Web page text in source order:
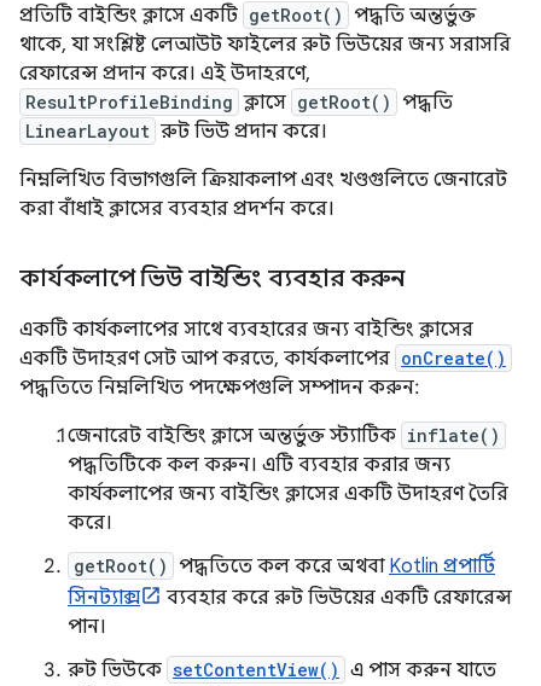
প্রতিটি বাইন্ডিং ক্লাসে একটি getRoot() পদ্ধতি অন্তর্ভুক্ত
থাকে, যা সংশ্লিষ্ট লেআউট ফাইলের রুট ভিউয়ের জন্য সরাসরি
রেফারেন্স প্রদান করে। এই উদাহরণে,
ResultProfileBinding ক্লাসে getRoot() পদ্ধতি
LinearLayout রুট ভিউ প্রদান করে।
নিম্নলিখিত বিভাগগুলি ক্রিয়াকলাপ এবং খণ্ডগুলিতে জেনারেট
করা বাঁধাই ক্লাসের ব্যবহার প্রদর্শন করে।
কার্যকলাপে ভিউ বাইন্ডিং ব্যবহার করুন
একটি কার্যকলাপের সাথে ব্যবহারের জন্য বাইন্ডিং ক্লাসের
একটি উদাহরণ সেট আপ করতে, কার্যকলাপের onCreate()
পদ্ধতিতে নিম্নলিখিত পদক্ষেপগুলি সম্পাদন করুন:
জেনারেট বাইন্ডিং ক্লাসে অন্তর্ভুক্ত স্ট্যাটিক inflate()
পদ্ধতিটিকে কল করুন। এটি ব্যবহার করার জন্য
কার্যকলাপের জন্য বাইন্ডিং ক্লাসের একটি উদাহরণ তৈরি
করে।
getRoot() পদ্ধতিতে কল করে অথবা Kotlin প্রপার্টি
সিনট্যাক্স
ব্যবহার করে রুট ভিউয়ের একটি রেফারেন্স
পান।
রুট ভিউকে setContentView() এ পাস করুন যাতে